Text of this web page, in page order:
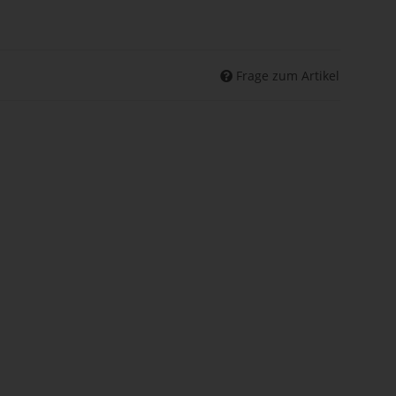
Frage zum Artikel